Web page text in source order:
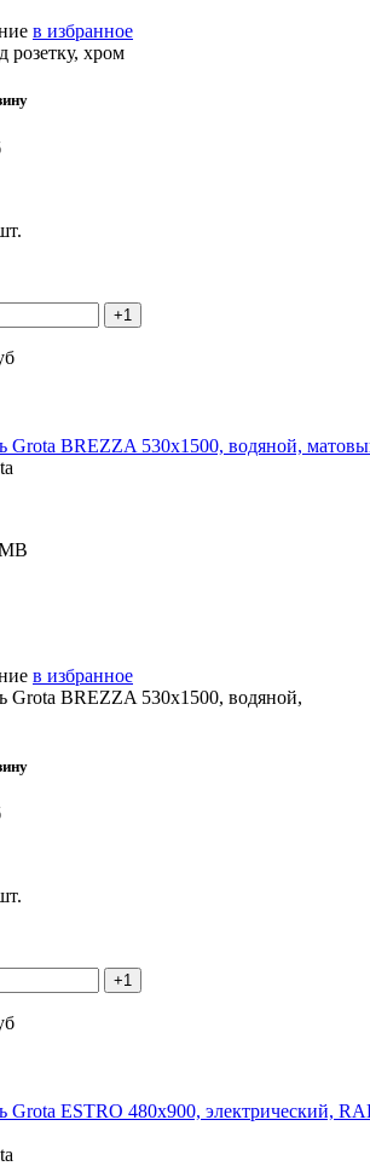
в избранное
розетку, хром
+1
Grota BREZZA 530x1500, водяной,
в избранное
Grota BREZZA 530x1500, водяной,
+1
Grota ESTRO 480x900, электрический,